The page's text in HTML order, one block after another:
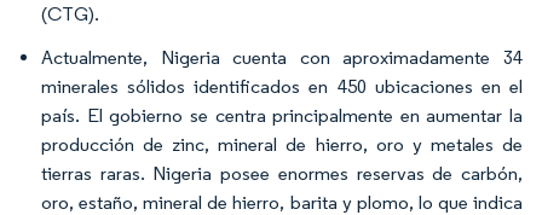
(CTG).
Actualmente, Nigeria cuenta con aproximadamente 34
minerales sólidos identificados en 450 ubicaciones en el
país. El gobierno se centra principalmente en aumentar la
producción de zinc, mineral de hierro, oro y metales de
tierras raras. Nigeria posee enormes reservas de carbón,
oro, estaño, mineral de hierro, barita y plomo, lo que indica